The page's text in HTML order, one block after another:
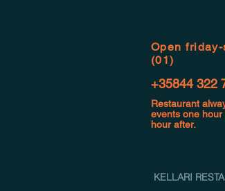
Open f
(01)
+35844 322
Restaurant
events one
hour after.
KELLARI